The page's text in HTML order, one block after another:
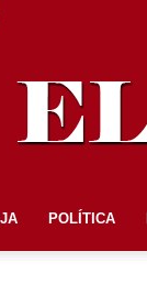
POLÍTICA